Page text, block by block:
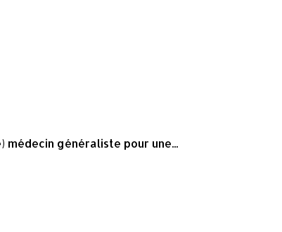
médecin généraliste pour une...